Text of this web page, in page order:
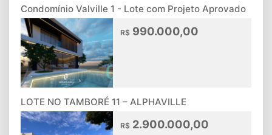
Condomínio Valville 1 - Lote com Projeto Aprovado
R$ 990.000,00
LOTE NO TAMBORÉ 11 – ALPHAVILLE
R$ 2.900.000,00